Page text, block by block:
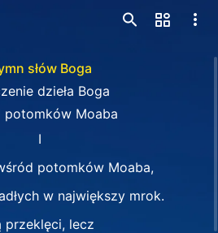
słów Boga
dzieła Boga
potomków Moaba
I
potomków Moaba,
w największy mrok.
przeklęci, lecz